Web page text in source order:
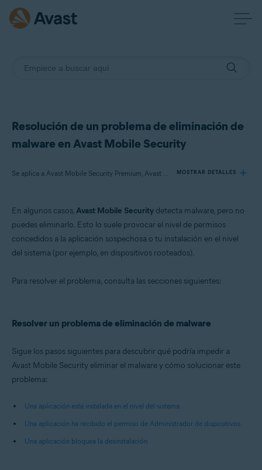
Resolución de un problema de eliminación de
malware en Avast Mobile Security
Se aplica a Avast Mobile Security Premium, Avast Mobile Security MOSTRAR DETALLES
Productos:
Avast Mobile Security
Android
En algunos casos, Avast Mobile Security detecta malware, pero no
puedes eliminarlo. Esto lo suele provocar el nivel de permisos
concedidos a la aplicación sospechosa o tu instalación en el nivel
del sistema (por ejemplo, en dispositivos rooteados).
Para resolver el problema, consulta las secciones siguientes:
Resolver un problema de eliminación de malware
Sigue los pasos siguientes para descubrir qué podría impedir a
Avast Mobile Security eliminar el malware y cómo solucionar este
problema:
Una aplicación está instalada en el nivel del sistema
Una aplicación ha recibido el permiso de Administrador de dispositivos
Una aplicación bloquea la desinstalación